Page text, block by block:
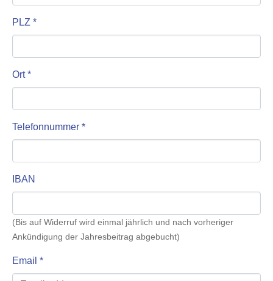
PLZ *
Ort*
Telefonnummer *
IBAN
(Bis auf Widerruf wird einmal jährlich und nach vorheriger
Ankündigung der Jahresbeitrag abgebucht)
Email *